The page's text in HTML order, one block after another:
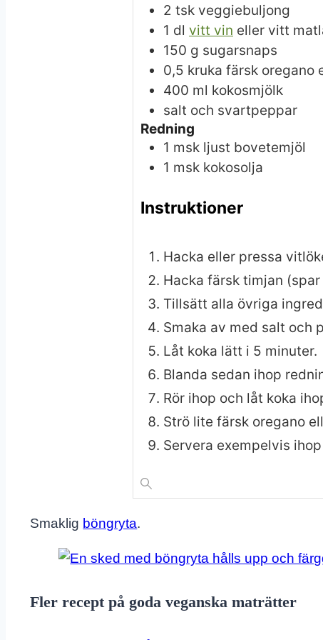
2 tsk veggiebuljong
1 dl vitt vin eller vitt
150 g sugarsnaps
0,5 kruka färsk oregano
400 ml kokosmjölk
salt och svartpeppar
Redning
1 msk ljust bovetemjöl
1 msk kokosolja
Instruktioner
Hacka eller pressa
Hacka färsk timjan
Tillsätt alla övriga
Smaka av med salt och
Låt koka lätt i 5 minuter.
Blanda sedan ihop
Rör ihop och låt koka
Strö lite färsk oregano
Servera exempelvis
Smaklig böngryta.
Fler recept på goda veganska maträtter